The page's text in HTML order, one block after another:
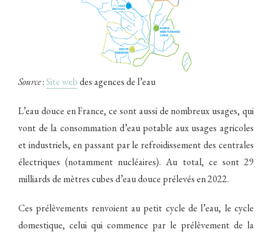
Source:Site webdes agences de l’eau
L’eau douce en France, ce sont aussi de nombreux usages, qui
vont de la consommation d’eau potable aux usages agricoles
et industriels, en passant par le refroidissement des centrales
électriques (notamment nucléaires). Au total, ce sont 29
milliards de mètres cubes d’eau douce prélevés en 2022.
Ces prélèvements renvoient au petit cycle de l’eau, le cycle
domestique, celui qui commence par le prélèvement de la